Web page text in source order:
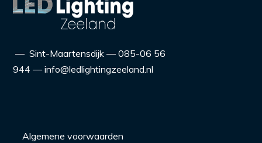
— Sint-Maartensdijk — 085-06 56
944 — info@ledlightingzeeland.nl
Algemene voorwaarden